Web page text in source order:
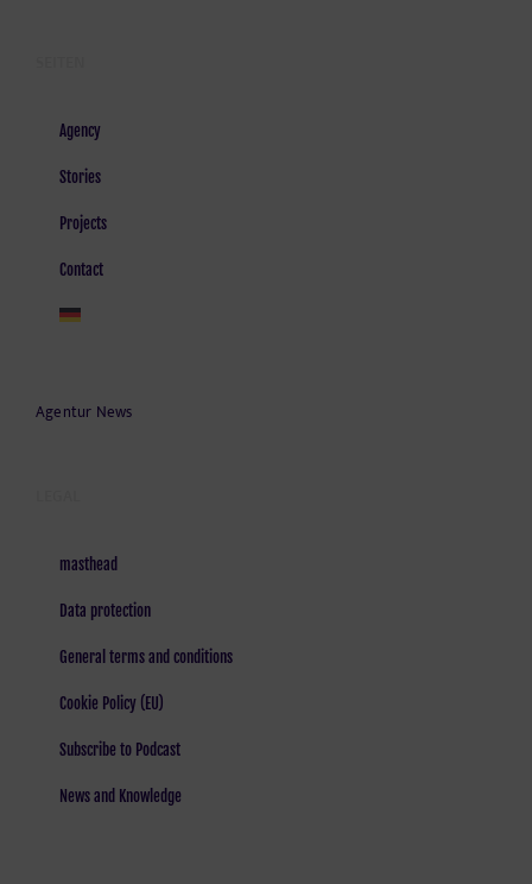
Agency
Stories
Projects
Contact
Agentur News
masthead
Data protection
General terms and conditions
Cookie Policy (EU)
Subscribe to Podcast
News and Knowledge